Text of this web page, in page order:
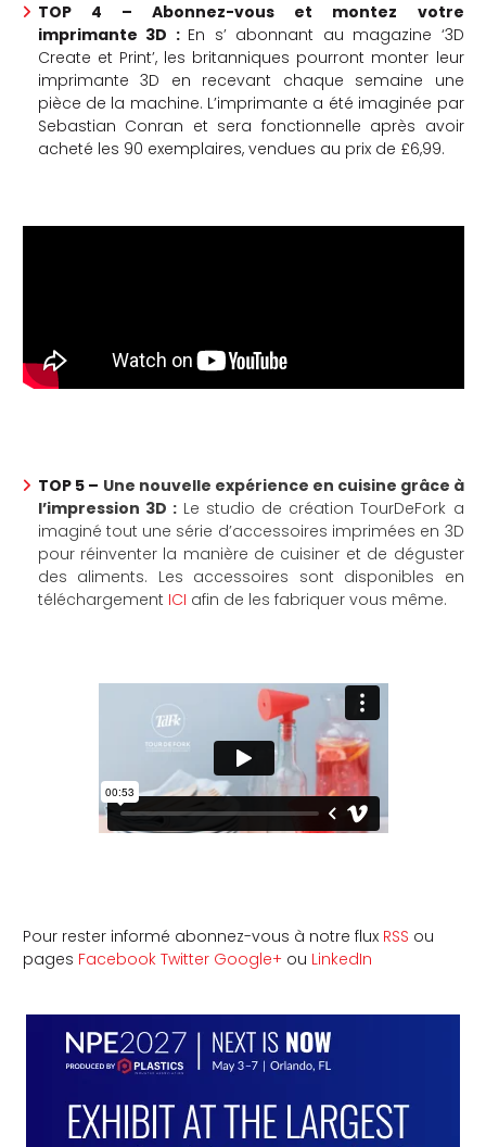
TOP 4 – Abonnez-vous et montez votre
imprimante 3D : En s’ abonnant au magazine ‘3D
Create et Print’, les britanniques pourront monter leur
imprimante 3D en recevant chaque semaine une
pièce de la machine. L’imprimante a été imaginée par
Sebastian Conran et sera fonctionnelle après avoir
acheté les 90 exemplaires, vendues au prix de £6,99.
TOP 5 – Une nouvelle expérience en cuisine grâce à
l’impression 3D :Le studio de création TourDeFork a
imaginé tout une série d’accessoires imprimées en 3D
pour réinventer la manière de cuisiner et de déguster
des aliments. Les accessoires sont disponibles en
téléchargement ICI afin de les fabriquer vous même.
Pour rester informé abonnez-vous à notre flux RSS ou
pages Facebook Twitter Google+ ou LinkedIn